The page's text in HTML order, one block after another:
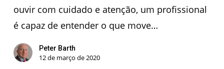
ouvir com cuidado e atenção, um profissional
é capaz de entender o que move…
Peter Barth
12 de março de 2020